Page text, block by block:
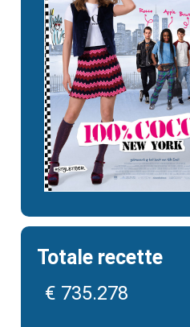
Totale recette
€ 735.278